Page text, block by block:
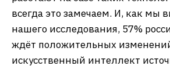
всегда это замечаем. И, как мы
нашего исследования, 57%
ждёт положительных
искусственный интеллект